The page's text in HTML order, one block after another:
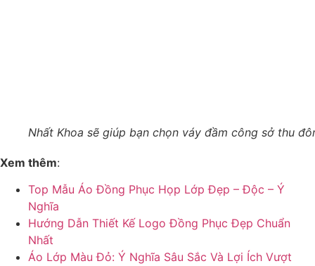
Nhất Khoa sẽ giúp bạn chọn váy đầm công sở thu
Xem thêm:
Top Mẫu Áo Đồng Phục Họp Lớp Đẹp – Độc – Ý
Nghĩa
Hướng Dẫn Thiết Kế Logo Đồng Phục Đẹp Chuẩn
Nhất
Áo Lớp Màu Đỏ: Ý Nghĩa Sâu Sắc Và Lợi Ích Vượt